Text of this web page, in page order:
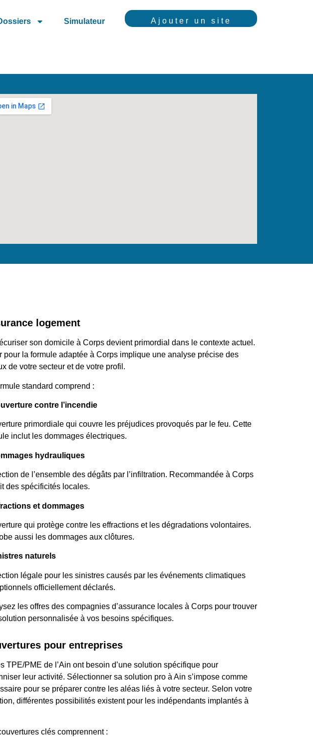
Simulateur Ajouter un site
logement
son domicile à Corps devient primordial dans le contexte actuel.
pour la formule adaptée à Corps implique une analyse précise des
de votre secteur et de votre profil.
standard comprend :
contre l’incendie
primordiale qui couvre les préjudices provoqués par le feu. Cette
inclut les dommages électriques.
hydrauliques
de l’ensemble des dégâts par l’infiltration. Recommandée à Corps
des spécificités locales.
et dommages
qui protège contre les effractions et les dégradations volontaires.
aussi les dommages aux clôtures.
naturels
légale pour les sinistres causés par les événements climatiques
officiellement déclarés.
les offres des compagnies d’assurance locales à Corps pour trouver
personnalisée à vos besoins spécifiques.
pour entreprises
TPE/PME de l’Ain ont besoin d’une solution spécifique pour
leur activité. Sélectionner sa solution pro à Ain s’impose comme
pour se préparer contre les aléas liés à votre secteur. Selon votre
différentes possibilités existent pour les indépendants implantés à
clés comprennent :